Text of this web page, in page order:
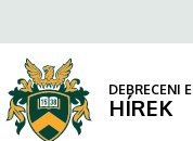
szórakozás:
demedia.hu
a
tartalomra
DEBRECENI
HÍREK